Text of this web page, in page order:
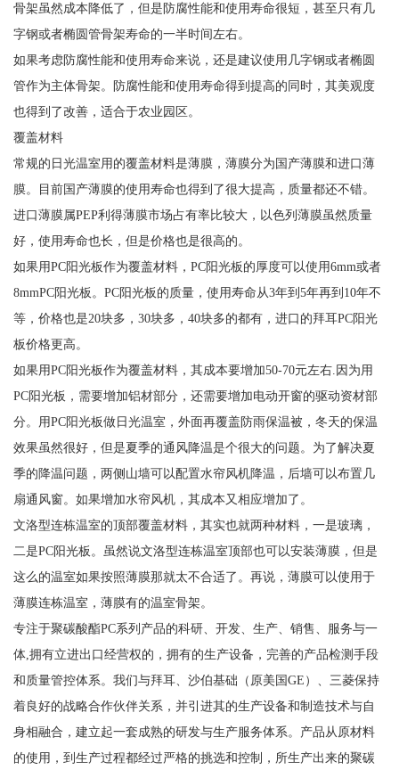
骨架虽然成本降低了，但是防腐性能和使用寿命很短，甚至只有几
字钢或者椭圆管骨架寿命的一半时间左右。
如果考虑防腐性能和使用寿命来说，还是建议使用几字钢或者椭圆
管作为主体骨架。防腐性能和使用寿命得到提高的同时，其美观度
也得到了改善，适合于农业园区。
覆盖材料
常规的日光温室用的覆盖材料是薄膜，薄膜分为国产薄膜和进口薄
膜。目前国产薄膜的使用寿命也得到了很大提高，质量都还不错。
进口薄膜属PEP利得薄膜市场占有率比较大，以色列薄膜虽然质量
好，使用寿命也长，但是价格也是很高的。
如果用PC阳光板作为覆盖材料，PC阳光板的厚度可以使用6mm或者
8mmPC阳光板。PC阳光板的质量，使用寿命从3年到5年再到10年不
等，价格也是20块多，30块多，40块多的都有，进口的拜耳PC阳光
板价格更高。
如果用PC阳光板作为覆盖材料，其成本要增加50-70元左右.因为用
PC阳光板，需要增加铝材部分，还需要增加电动开窗的驱动资材部
分。用PC阳光板做日光温室，外面再覆盖防雨保温被，冬天的保温
效果虽然很好，但是夏季的通风降温是个很大的问题。为了解决夏
季的降温问题，两侧山墙可以配置水帘风机降温，后墙可以布置几
扇通风窗。如果增加水帘风机，其成本又相应增加了。
文洛型连栋温室的顶部覆盖材料，其实也就两种材料，一是玻璃，
二是PC阳光板。虽然说文洛型连栋温室顶部也可以安装薄膜，但是
这么的温室如果按照薄膜那就太不合适了。再说，薄膜可以使用于
薄膜连栋温室，薄膜有的温室骨架。
专注于聚碳酸酯PC系列产品的科研、开发、生产、销售、服务与一
体,拥有立进出口经营权的，拥有的生产设备，完善的产品检测手段
和质量管控体系。我们与拜耳、沙伯基础（原美国GE）、三菱保持
着良好的战略合作伙伴关系，并引进其的生产设备和制造技术与自
身相融合，建立起一套成熟的研发与生产服务体系。产品从原材料
的使用，到生产过程都经过严格的挑选和控制，所生产出来的聚碳